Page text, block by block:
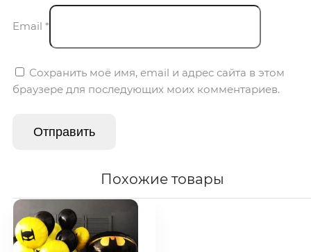
Email *
Сохранить моё имя, email и адрес сайта в этом
браузере для последующих моих комментариев.
Похожие товары